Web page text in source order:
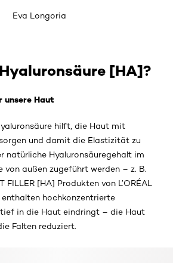
Eva Longoria
[HA]?
Haut
hilft, die Haut mit
und damit die Elastizität zu
natürliche Hyaluronsäuregehalt im
von außen zugeführt werden – z. B.
FILLER [HA] Produkten von L’ORÉAL
enthalten hochkonzentrierte
tief in die Haut eindringt – die Haut
Falten reduziert.